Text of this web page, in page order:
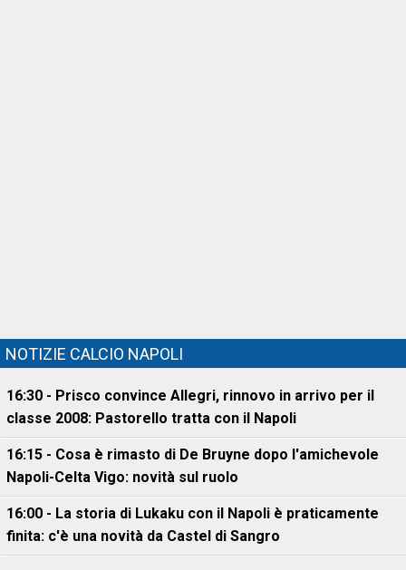
NOTIZIE CALCIO NAPOLI
16:30 - Prisco convince Allegri, rinnovo in arrivo per il
classe 2008: Pastorello tratta con il Napoli
16:15 - Cosa è rimasto di De Bruyne dopo l'amichevole
Napoli-Celta Vigo: novità sul ruolo
16:00 - La storia di Lukaku con il Napoli è praticamente
finita: c'è una novità da Castel di Sangro